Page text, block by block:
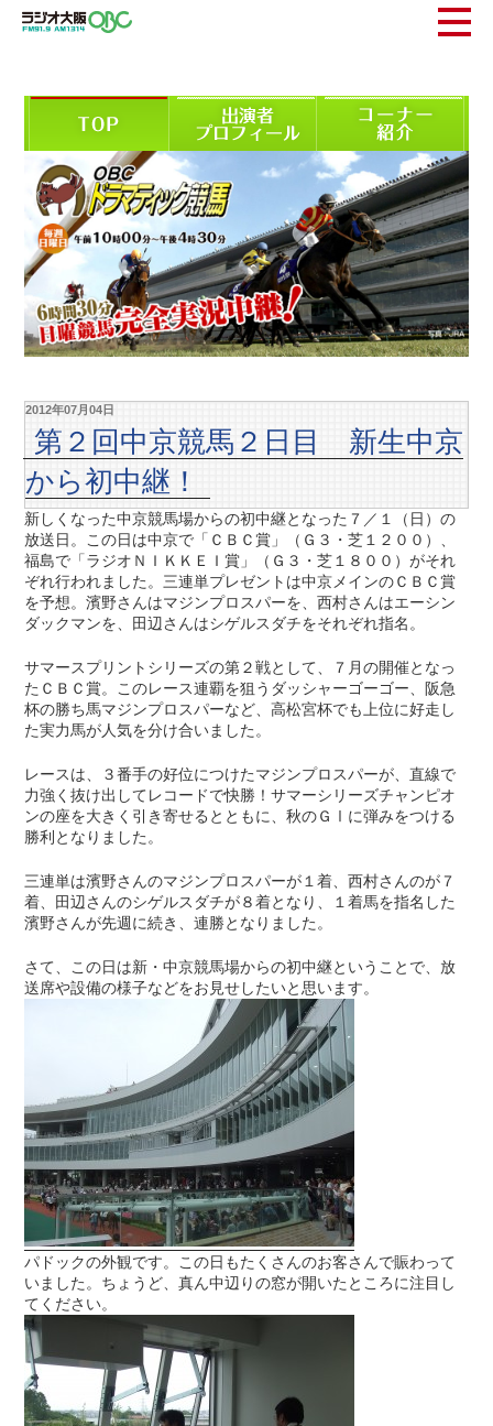
2012年07月04日
第２回中京競馬２日目 新生中京
から初中継！
新しくなった中京競馬場からの初中継となった７／１（日）の
放送日。この日は中京で「ＣＢＣ賞」（Ｇ３・芝１２００）、
福島で「ラジオＮＩＫＫＥＩ賞」（Ｇ３・芝１８００）がそれ
ぞれ行われました。三連単プレゼントは中京メインのＣＢＣ賞
を予想。濱野さんはマジンプロスパーを、西村さんはエーシン
ダックマンを、田辺さんはシゲルスダチをそれぞれ指名。
サマースプリントシリーズの第２戦として、７月の開催となっ
たＣＢＣ賞。このレース連覇を狙うダッシャーゴーゴー、阪急
杯の勝ち馬マジンプロスパーなど、高松宮杯でも上位に好走し
た実力馬が人気を分け合いました。
レースは、３番手の好位につけたマジンプロスパーが、直線で
力強く抜け出してレコードで快勝！サマーシリーズチャンピオ
ンの座を大きく引き寄せるとともに、秋のＧⅠに弾みをつける
勝利となりました。
三連単は濱野さんのマジンプロスパーが１着、西村さんのが７
着、田辺さんのシゲルスダチが８着となり、１着馬を指名した
濱野さんが先週に続き、連勝となりました。
さて、この日は新・中京競馬場からの初中継ということで、放
送席や設備の様子などをお見せしたいと思います。
パドックの外観です。この日もたくさんのお客さんで賑わって
いました。ちょうど、真ん中辺りの窓が開いたところに注目し
てください。